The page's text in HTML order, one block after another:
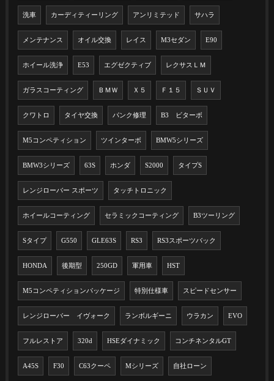
洗車 カーディティーリング アンリミテッド サハラ
メンテナンス オイル交換 レイス M3セダン E90
ホイール洗浄 E53 エグゼクティブ レクサスＬＭ
ガラスコーティング ＢＭＷ Ｘ５ Ｆ１５ ＳＵＶ
クワトロ タイヤ交換 パンク修理 B3 ビターボ
M5コンペティション ツインターボ BMW5シリーズ
BMW3シリーズ 63S ホンダ S2000 タイプS
レンジローバー スポーツ タッチトロニック
ホイールコーティング セラミックコーティング B3ツーリング
Sタイプ G550 GLE63S RS3 RS3スポーツバック
HONDA 後期型 250GD 軍用車 HST
M5コンペティションパッケージ 特別仕様車 スピードセンサー
レンジローバー イヴォーク ランボルギーニ ウラカン EVO
フルレストア 320d HSEダイナミック コンチネンタルGT
A45S F30 C63クーペ Mシリーズ 自社ローン